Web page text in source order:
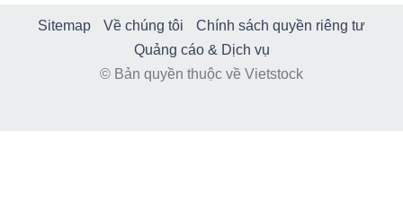
Sitemap Về chúng tôi
Chính sách quyền riêng tư
Quảng cáo & Dịch vụ
© Bản quyền thuộc về Vietstock